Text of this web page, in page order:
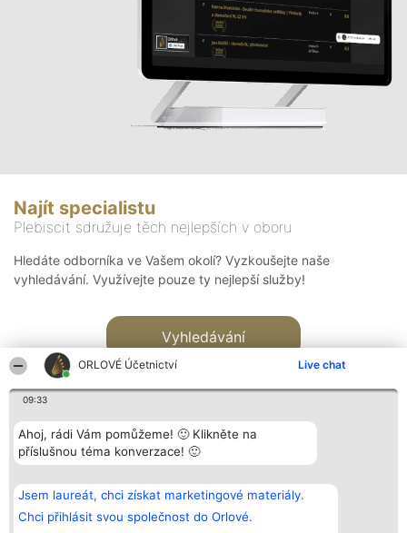
ORLOVÉ Účetnictví Live chat
09:33
Ahoj, rádi Vám pomůžeme! 🙂 Klikněte na
příslušnou téma konverzace! 🙂
Jsem laureát, chci získat marketingové materiály.
Chci přihlásit svou společnost do Orlové.
Najít specialistu
Plebiscit sdružuje těch nejlepších v oboru
Hledáte odborníka ve Vašem okolí? Vyzkoušejte naše
vyhledávání. Využívejte pouze ty nejlepší služby!
Vyhledávání
Bright Side Solutions sp. z o.
o. sp. k.
ul. Ruska 22
Wrocław 50-079
Vítězové
Seznam všech
laureátů
Zásady
Kontakt